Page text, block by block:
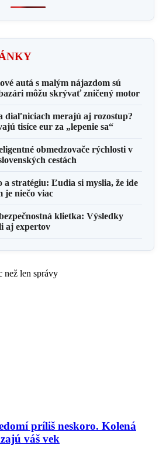
autá s malým nájazdom sú
môžu skrývať zničený motor
diaľniciach merajú aj rozostup?
tisíce eur za „lepenie sa“
obmedzovače rýchlosti v
cestách
a stratégiu: Ľudia si myslia, že ide
je niečo viac
klietka: Výsledky
aj expertov
než len správy
príliš neskoro. Kolená
váš vek